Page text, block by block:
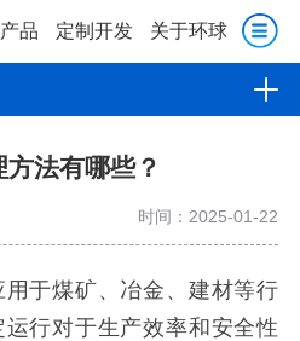
品 定制开发 关于环球
法有哪些？
时间：2025-01-22
于煤矿、冶金、建材等行
行对于生产效率和安全性